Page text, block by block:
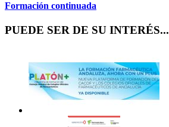
Formación continuada
PUEDE SER DE SU INTERÉS...